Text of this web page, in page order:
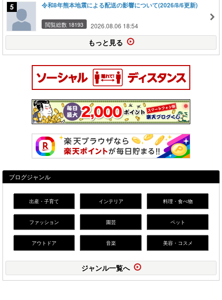
令和8年熊本地震による配送の影響について(2026/8/6更新)
閲覧総数 18193 2026.08.06 18:54
もっと見る
ブログジャンル
出産・子育て インテリア 料理・食べ物
ファッション 園芸 ペット
アウトドア 音楽 美容・コスメ
ジャンル一覧へ